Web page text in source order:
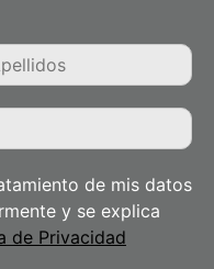
de mis datos
y se explica
de Privacidad